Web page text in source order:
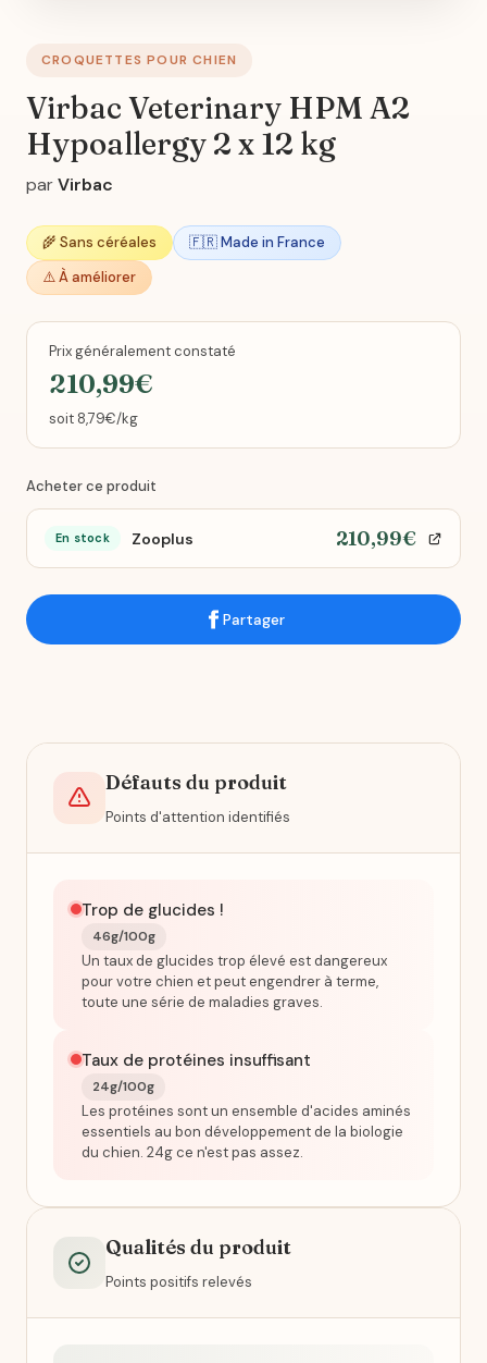
CROQUETTES POUR CHIEN
Virbac Veterinary HPM A2
Hypoallergy 2 x 12 kg
parVirbac
🌾 Sans céréales
🇫🇷 Made in France
⚠️ À améliorer
Prix généralement constaté
210,99€
soit 8,79€/kg
Acheter ce produit
En stock Zooplus 210,99€
Partager
Défauts du produit
Points d'attention identifiés
Trop de glucides !
46g/100g
Un taux de glucides trop élevé est dangereux
pour votre chien et peut engendrer à terme,
toute une série de maladies graves.
Taux de protéines insuffisant
24g/100g
Les protéines sont un ensemble d'acides aminés
essentiels au bon développement de la biologie
du chien. 24g ce n'est pas assez.
Qualités du produit
Points positifs relevés